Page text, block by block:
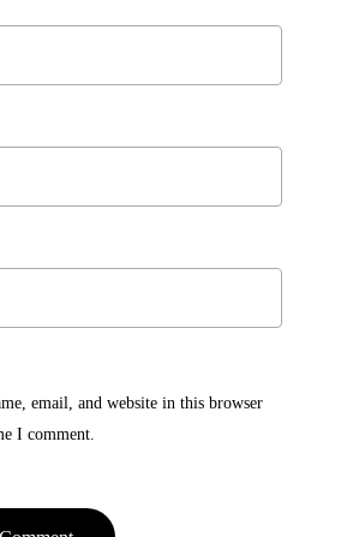
email, and website in this browser
I comment.